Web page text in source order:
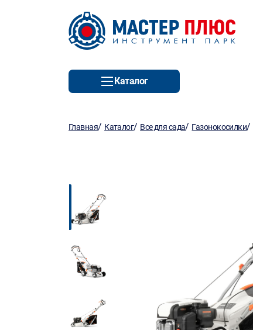
Каталог
Главная/ Каталог/ Все для сада/ Газонокосилки/